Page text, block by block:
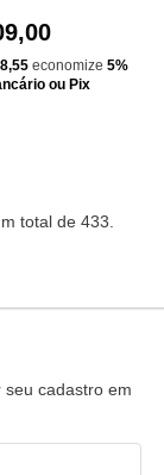
economize 5%
ou Pix
total de 433.
cadastro em